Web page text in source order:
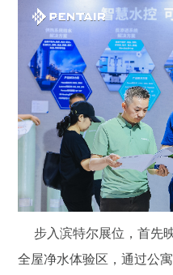
步入滨特尔展位，首先
全屋净水体验区，通过公